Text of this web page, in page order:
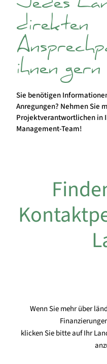
Jedes
direkten
ihnen
Sie benötigen
Anregungen? Nehmen Sie
Projektverantwortlichen in
Management-Team!
Wenn Sie mehr über
klicken Sie bitte auf Ihr